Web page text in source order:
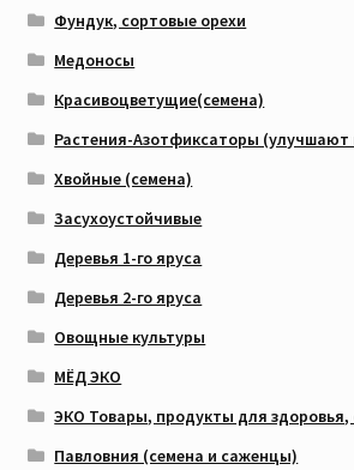
Фундук, сортовые орехи
Медоносы
Красивоцветущие(семена)
Растения-Азотфиксаторы (улучшают
Хвойные (семена)
Засухоустойчивые
Деревья 1-го яруса
Деревья 2-го яруса
Овощные культуры
МЁД ЭКО
ЭКО Товары, продукты для здоровья,
Павловния (семена и саженцы)